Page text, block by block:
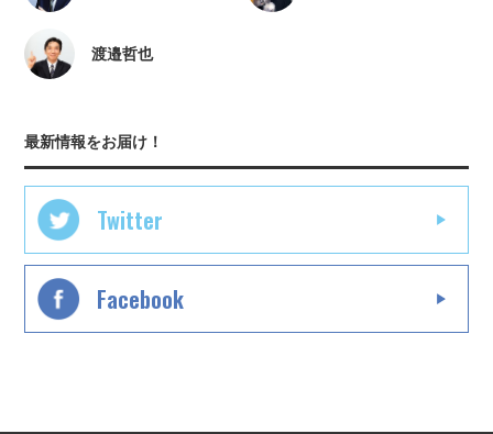
渡邉哲也
最新情報をお届け！
Twitter
Facebook